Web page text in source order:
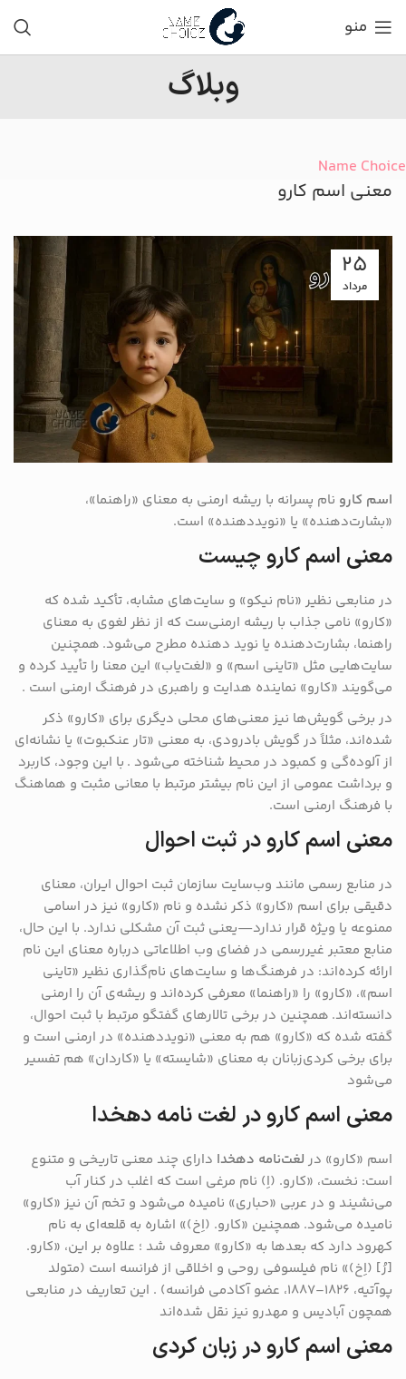
منو
وبلاگ
Name Choice
معنی اسم کارو
25
مرداد
اسم کارو نام پسرانه با ریشه ارمنی به معنای «راهنما»،
«بشارت‌دهنده» یا «نویددهنده» است.
معنی اسم کارو چیست
در منابعی نظیر «نام نیکو» و سایت‌های مشابه، تأکید شده که
«کارو» نامی جذاب با ریشه ارمنی‌ست که از نظر لغوی به معنای
راهنما، بشارت‌دهنده یا نوید دهنده مطرح می‌شود. همچنین
سایت‌هایی مثل «تاینی اسم» و «لغت‌یاب» این معنا را تأیید کرده و
می‌گویند «کارو» نماینده هدایت و راهبری در فرهنگ ارمنی است .
در برخی گویش‌ها نیز معنی‌های محلی دیگری برای «کارو» ذکر
شده‌اند، مثلاً در گویش بادرودی، به معنی «تار عنکبوت» یا نشانه‌ای
از آلوده‌گی و کمبود در محیط شناخته می‌شود . با این وجود، کاربرد
و برداشت عمومی از این نام بیشتر مرتبط با معانی مثبت و هماهنگ
با فرهنگ ارمنی است.
معنی اسم کارو در ثبت احوال
در منابع رسمی مانند وب‌سایت سازمان ثبت احوال ایران، معنای
دقیقی برای اسم «کارو» ذکر نشده و نام «کارو» نیز در اسامی
ممنوعه یا ویژه قرار ندارد—یعنی ثبت آن مشکلی ندارد. با این حال،
منابع معتبر غیررسمی در فضای وب اطلاعاتی درباره معنای این نام
ارائه کرده‌اند: در فرهنگ‌ها و سایت‌های نام‌گذاری نظیر «تاینی
اسم»، «کارو» را «راهنما» معرفی کرده‌اند و ریشه‌ی آن را ارمنی
دانسته‌اند. همچنین در برخی تالارهای گفتگو مرتبط با ثبت احوال،
گفته شده که «کارو» هم به معنی «نویددهنده» در ارمنی است و
برای برخی کردی‌زبانان به معنای «شایسته» یا «کاردان» هم تفسیر
می‌شود
معنی اسم کارو در لغت نامه دهخدا
اسم «کارو» در لغت‌نامه دهخدا دارای چند معنی تاریخی و متنوع
است: نخست، «کارو. (اِ) نام مرغی است که اغلب در کنار آب
می‌نشیند و در عربی «حباری» نامیده می‌شود و تخم آن نیز «کارو»
نامیده می‌شود. همچنین «کارو. (اِخ)» اشاره به قلعه‌ای به نام
کهرود دارد که بعدها به «کارو» معروف شد ؛ علاوه بر این، «کارو.
[رُ] (اِخ)» نام فیلسوفی روحی و اخلاقی از فرانسه است (متولد
پوآتیه، ۱۸۲۶–۱۸۸۷، عضو آکادمی فرانسه)
. این تعاریف در منابعی
همچون آبادیس و مهدرو نیز نقل شده‌اند
معنی اسم کارو در زبان کردی